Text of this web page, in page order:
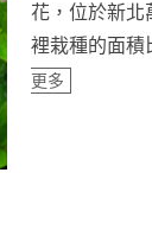
花，位於新北
裡栽種的面積
更多